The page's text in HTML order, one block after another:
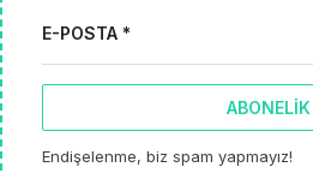
E-POSTA *
ABONELIK
Endişelenme, biz spam yapmayız!